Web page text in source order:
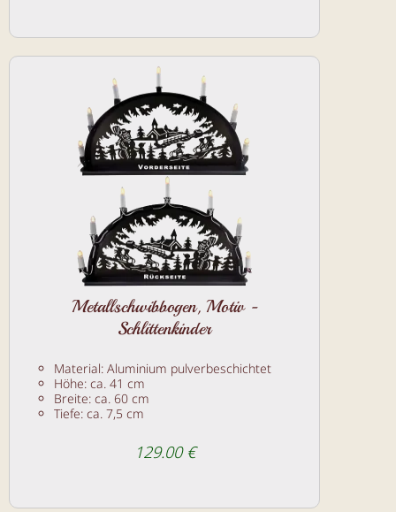
Metallschwibbogen, Motiv -
Schlittenkinder
Material: Aluminium pulverbeschichtet
Höhe: ca. 41 cm
Breite: ca. 60 cm
Tiefe: ca. 7,5 cm
129.00 €